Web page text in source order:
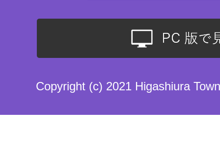
Copyright (c) 2021 Higashiura